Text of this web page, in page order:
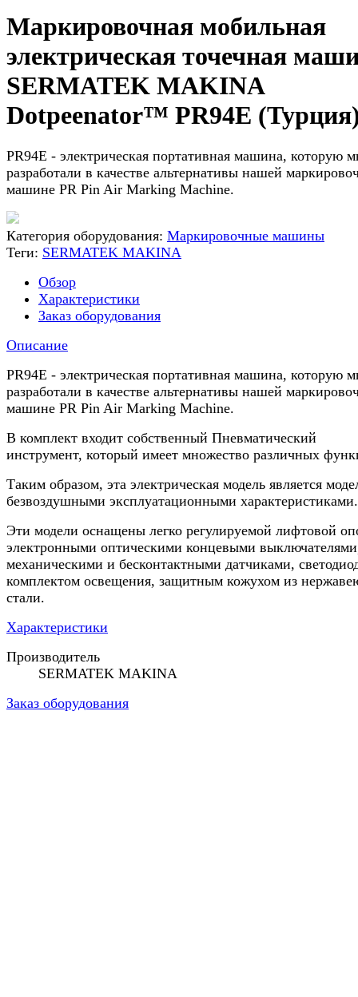
Маркировочная мобильная
электрическая точечная
SERMATEK MAKINA
Dotpeenator™ PR94E
​PR94E - электрическая портативная машина, которую
разработали в качестве альтернативы нашей
машине PR Pin Air Marking Machine.
Категория оборудования: Маркировочные машины
Теги: SERMATEK MAKINA
Обзор
Характеристики
Заказ оборудования
Описание
PR94E - электрическая портативная машина, которую
разработали в качестве альтернативы нашей
машине PR Pin Air Marking Machine.
В комплект входит собственный Пневматический
инструмент, который имеет множество различных
Таким образом, эта электрическая модель является
безвоздушными эксплуатационными характеристиками.
Эти модели оснащены легко регулируемой лифтовой
электронными оптическими концевыми
механическими и бесконтактными датчиками,
комплектом освещения, защитным кожухом из
стали.
Характеристики
Производитель
SERMATEK MAKINA
Заказ оборудования